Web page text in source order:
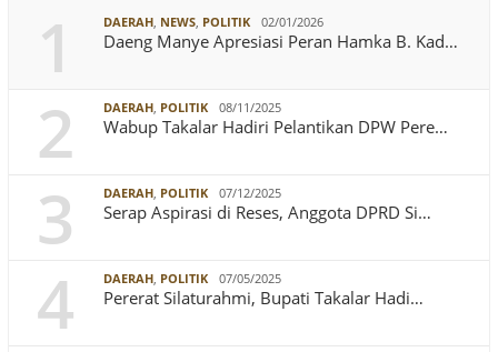
1 DAERAH, NEWS, POLITIK 02/01/2026
Daeng Manye Apresiasi Peran Hamka B. Kad…
2 DAERAH, POLITIK 08/11/2025
Wabup Takalar Hadiri Pelantikan DPW Pere…
3 DAERAH, POLITIK 07/12/2025
Serap Aspirasi di Reses, Anggota DPRD Si…
4 DAERAH, POLITIK 07/05/2025
Pererat Silaturahmi, Bupati Takalar Hadi…